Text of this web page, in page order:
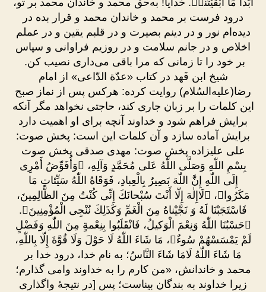
درود فرست بر محمد و خاندان محمد و قرار بده در
دیده‌ام نور و در دینم بصیرت و در قلبم یقین و در عملم
اخلاص و در جانم سلامت و در روزیم فراوانی و سپاس
بر خود را تا زمانی که مرا باقی می‌داری نصیب کن.
شیخ ابن فَهد در کتاب «عدّة الدّاعی» از امام
رضا(علیه‌السُلام) روایت کرده: هرکس پس از نماز صبح
این کلمات را بر زبان جاری کند، حاجتی نخواهد مگر آنکه
برایش فراهم شود و خداوند آنچه برای او اهمیت دارد
برایش آماده سازد و آن کلمات این است: پخش صوت:
علی علیزاده پخش صوت: مهدی صدقی پخش صوت
بِسْمِ اللّٰهِ وَصَلَّى اللّٰهُ عَلى مُحَمَّدٍ وَآلِهِ، ﴿وَأُفَوِّضُ أَمْرِى
إِلَى اللّٰهِ إِنَّ اللّٰهَ بَصِيرٌ بِالْعِبادِ، فَوَقَاهُ اللّٰهُ سَيِّئاتِ مَا
مَكَرُوا﴾، ﴿لَاإِلٰهَ إِلّا أَنْتَ سُبْحانَكَ إِنِّى كُنْتُ مِنَ الظَّالِمِينَ،
فَاسْتَجَبْنَا لَهُ وَ نَجَّيْناهُ مِنَ الْغَمِّ وَكَذَلِكَ نُنْجِى الْمُؤْمِنِينَ﴾.
﴿حَسْبُنَا اللّٰهُ وَنِعْمَ الْوَكيلُ، فَانْقَلَبُوا بِنِعْمةٍ مِنَ اللّٰهِ وَفَضْلٍ
لَمْ يَمْسَسْهُمْ سُوءٌ﴾، مَا شَاءَ اللّٰهُ لَا حَوْلَ وَلَا قُوَّةَ إِلّا بِاللّٰهِ،
مَا شَاءَ اللّٰهُ لَامَا شَاءَ النَّاسُ؛ به نام خدا، درود خدا بر
محمد و خاندانش، «من کارم را به خداوند وامی گذارم؛
زیرا خداوند به بندگان بیناست؛ پس [در نتیجۀ واگذاری